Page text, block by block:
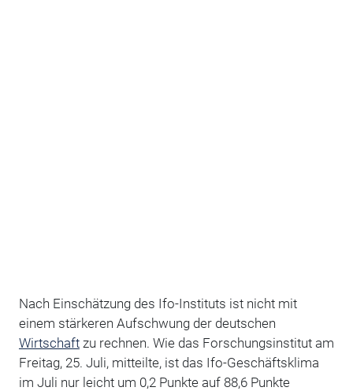
Nach Einschätzung des Ifo-Instituts ist nicht mit
einem stärkeren Aufschwung der deutschen
Wirtschaftzu rechnen. Wie das Forschungsinstitut am
Freitag, 25. Juli, mitteilte, ist das Ifo-Geschäftsklima
im Juli nur leicht um 0,2 Punkte auf 88,6 Punkte